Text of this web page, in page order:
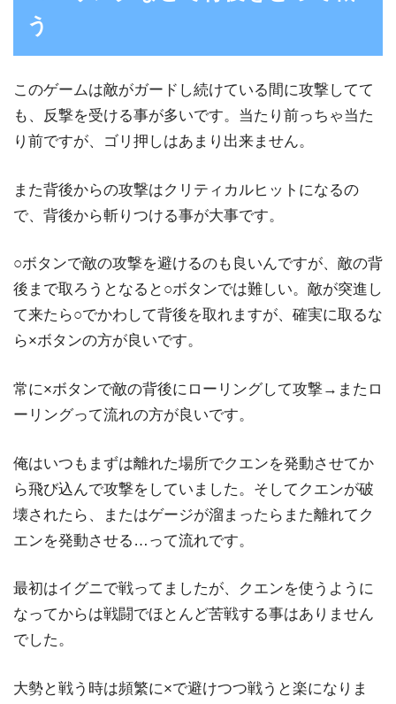
う
このゲームは敵がガードし続けている間に攻撃してて
も、反撃を受ける事が多いです。当たり前っちゃ当た
り前ですが、ゴリ押しはあまり出来ません。
また背後からの攻撃はクリティカルヒットになるの
で、背後から斬りつける事が大事です。
○ボタンで敵の攻撃を避けるのも良いんですが、敵の背
後まで取ろうとなると○ボタンでは難しい。敵が突進し
て来たら○でかわして背後を取れますが、確実に取るな
ら×ボタンの方が良いです。
常に×ボタンで敵の背後にローリングして攻撃→またロ
ーリングって流れの方が良いです。
俺はいつもまずは離れた場所でクエンを発動させてか
ら飛び込んで攻撃をしていました。そしてクエンが破
壊されたら、またはゲージが溜まったらまた離れてク
エンを発動させる…って流れです。
最初はイグニで戦ってましたが、クエンを使うように
なってからは戦闘でほとんど苦戦する事はありません
でした。
大勢と戦う時は頻繁に×で避けつつ戦うと楽になりま